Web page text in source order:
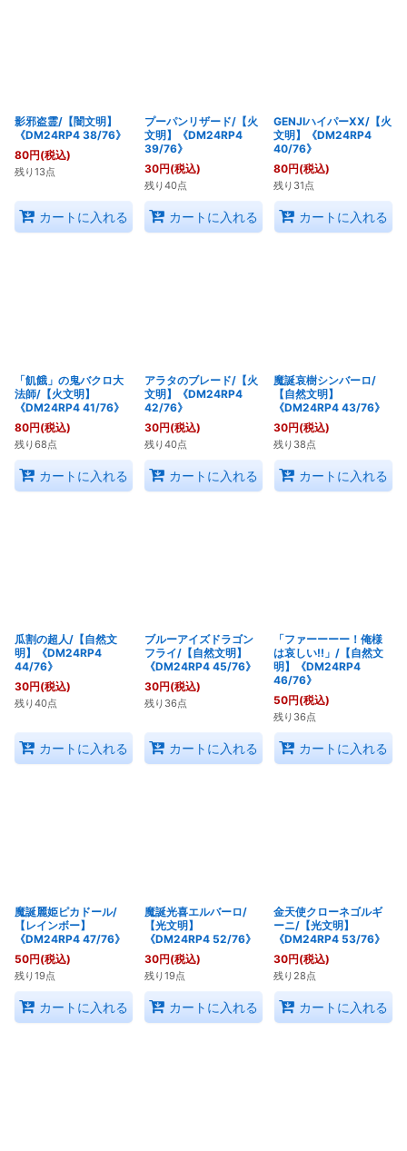
影邪盗霊/【闇文明】
《DM24RP4 38/76》
80円(税込)
残り13点
カートに入れる
プーパンリザード/【火
文明】《DM24RP4
39/76》
30円(税込)
残り40点
カートに入れる
GENJIハイパーXX/【火
文明】《DM24RP4
40/76》
80円(税込)
残り31点
カートに入れる
「飢餓」の鬼バクロ大
法師/【火文明】
《DM24RP4 41/76》
80円(税込)
残り68点
カートに入れる
アラタのブレード/【火
文明】《DM24RP4
42/76》
30円(税込)
残り40点
カートに入れる
魔誕哀樹シンバーロ/
【自然文明】
《DM24RP4 43/76》
30円(税込)
残り38点
カートに入れる
瓜割の超人/【自然文
明】《DM24RP4
44/76》
30円(税込)
残り40点
カートに入れる
ブルーアイズドラゴン
フライ/【自然文明】
《DM24RP4 45/76》
30円(税込)
残り36点
カートに入れる
「ファーーーー！俺様
は哀しい!!」/【自然文
明】《DM24RP4
46/76》
50円(税込)
残り36点
カートに入れる
魔誕麗姫ピカドール/
【レインボー】
《DM24RP4 47/76》
50円(税込)
残り19点
カートに入れる
魔誕光喜エルバーロ/
【光文明】
《DM24RP4 52/76》
30円(税込)
残り19点
カートに入れる
金天使クローネゴルギ
ーニ/【光文明】
《DM24RP4 53/76》
30円(税込)
残り28点
カートに入れる